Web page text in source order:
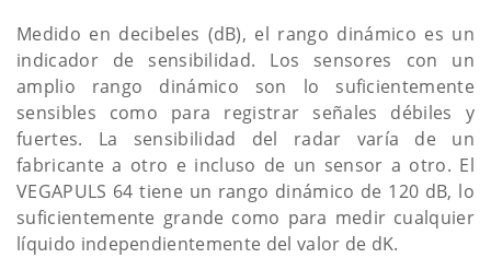
Medido en decibeles (dB), el rango dinámico es un
indicador de sensibilidad. Los sensores con un
amplio rango dinámico son lo suficientemente
sensibles como para registrar señales débiles y
fuertes. La sensibilidad del radar varía de un
fabricante a otro e incluso de un sensor a otro. El
VEGAPULS 64 tiene un rango dinámico de 120 dB, lo
suficientemente grande como para medir cualquier
líquido independientemente del valor de dK.